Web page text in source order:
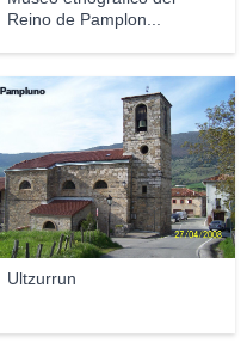
Reino de Pamplon...
Ultzurrun
Pampluno